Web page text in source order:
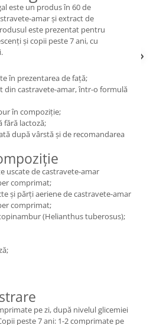
este un produs în 60 de
amar și extract de
este prezentat pentru
și copii peste 7 ani, cu
în prezentarea de față;
din castravete-amar, într-o formulă
în compoziție;
fără lactoză;
după vârstă și de recomandarea
uscate de castravete-amar
comprimat;
și părți aeriene de castravete-amar
comprimat;
(Helianthus tuberosus);
pe zi, după nivelul glicemiei
peste 7 ani: 1-2 comprimate pe